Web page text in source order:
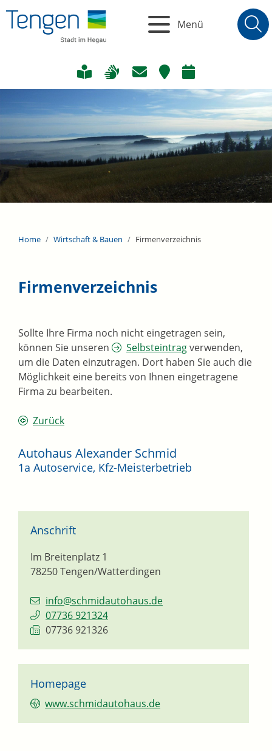
Menü
Home Wirtschaft & Bauen Firmenverzeichnis
Firmenverzeichnis
Sollte Ihre Firma noch nicht eingetragen sein,
können Sie unseren
Selbsteintragverwenden,
um die Daten einzutragen. Dort haben Sie auch die
Möglichkeit eine bereits von Ihnen eingetragene
Firma zu bearbeiten.
Zurück
Autohaus Alexander Schmid
1a Autoservice, Kfz-Meisterbetrieb
Anschrift
Im Breitenplatz 1
78250Tengen/Watterdingen
info@schmidautohaus.de
07736 921324
07736 921326
Homepage
www.schmidautohaus.de